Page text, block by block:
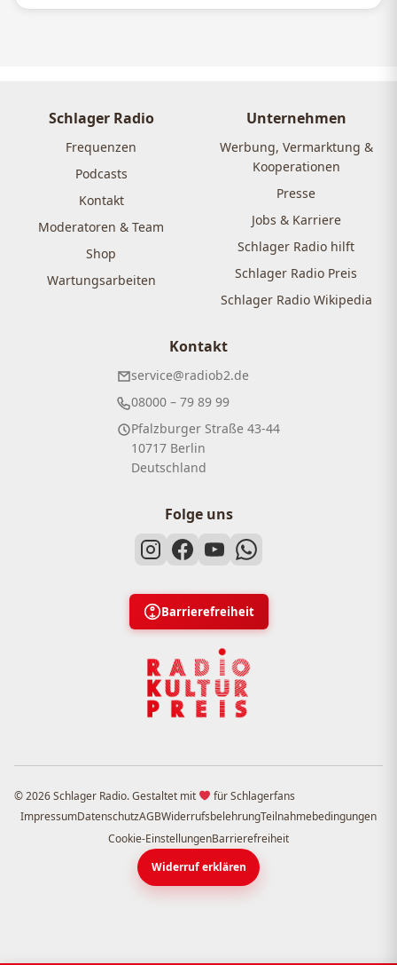
Schlager Radio
Frequenzen
Podcasts
Kontakt
Moderatoren & Team
Shop
Wartungsarbeiten
Unternehmen
Werbung, Vermarktung &
Kooperationen
Presse
Jobs & Karriere
Schlager Radio hilft
Schlager Radio Preis
Schlager Radio Wikipedia
Kontakt
service@radiob2.de
08000 – 79 89 99
Pfalzburger Straße 43-44
10717 Berlin
Deutschland
Folge uns
Barrierefreiheit
© 2026 Schlager Radio. Gestaltet mit
für Schlagerfans
ImpressumDatenschutzAGBWiderrufsbelehrungTeilnahmebedingungen
Cookie-EinstellungenBarrierefreiheit
Widerruf erklären